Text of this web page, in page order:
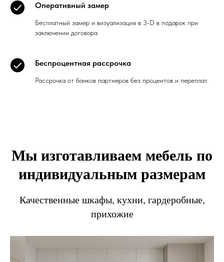
Оперативный замер
Бесплатный замер и визуализация в 3-D в подарок при
заключении договора
Беспроцентная рассрочка
Рассрочка от банков партнеров без процентов и переплат
Мы изготавливаем мебель по
индивидуальным размерам
Качественные шкафы, кухни, гардеробные,
прихожие